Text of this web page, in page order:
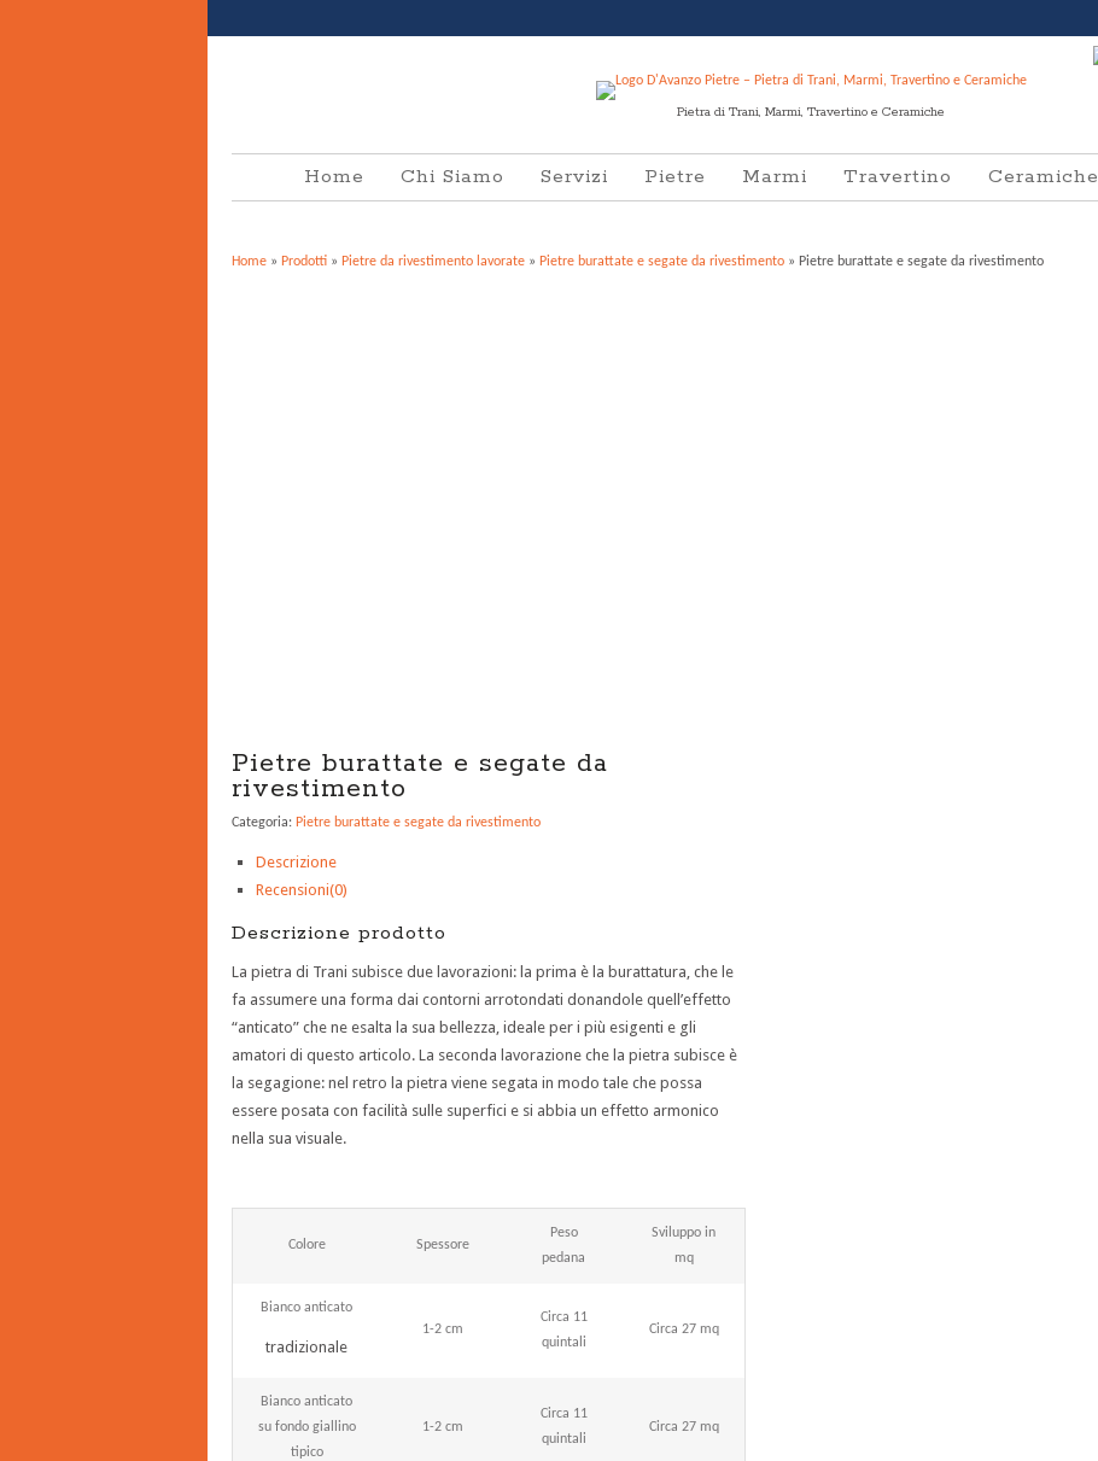
Pietra di Trani, Marmi, Travertino e Ceramiche
Home Chi Siamo Servizi Pietre Marmi Travertino Ceramiche
Home » Prodotti » Pietre da rivestimento lavorate » Pietre burattate e segate da rivestimento » Pietre burattate e segate da rivestimento
Pietre burattate e segate da
rivestimento
Categoria: Pietre burattate e segate da rivestimento
Descrizione
Recensioni(0)
Descrizione prodotto
La pietra di Trani subisce due lavorazioni: la prima è la burattatura, che le
fa assumere una forma dai contorni arrotondati donandole quell’effetto
“anticato” che ne esalta la sua bellezza, ideale per i più esigenti e gli
amatori di questo articolo. La seconda lavorazione che la pietra subisce è
la segagione: nel retro la pietra viene segata in modo tale che possa
essere posata con facilità sulle superfici e si abbia un effetto armonico
nella sua visuale.
Colore Spessore
Peso
pedana
Sviluppo in
mq
Bianco anticato
tradizionale
1-2 cm
Circa 11
quintali
Circa 27 mq
Bianco anticato
su fondo giallino
tipico
1-2 cm
Circa 11
quintali
Circa 27 mq